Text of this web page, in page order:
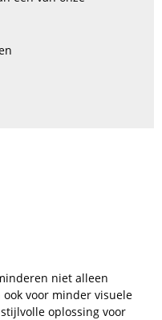
niet alleen
voor minder visuele
oplossing voor